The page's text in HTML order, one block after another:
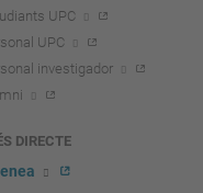
UPC
UPC
investigador
DIRECTE